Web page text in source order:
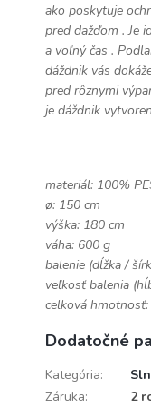
ako poskytuje
pred dažďom .Je
a voľný čas .
dáždnik vás
pred rôznymi
je dáždnik
materiál: 100%
ø: 150 cm
výška: 180 cm
váha: 600 g
balenie (dĺžka /
veľkosť balenia
celková
Dodatočné
Kategória:
Záruka:
2